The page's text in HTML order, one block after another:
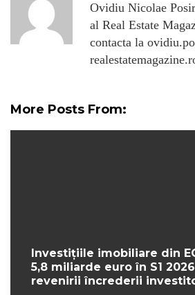
Ovidiu Nicolae
al Real Estate
contacta la
More Posts From:
Investițiile imobiliare din
5,8 miliarde euro în S1
revenirii încrederii